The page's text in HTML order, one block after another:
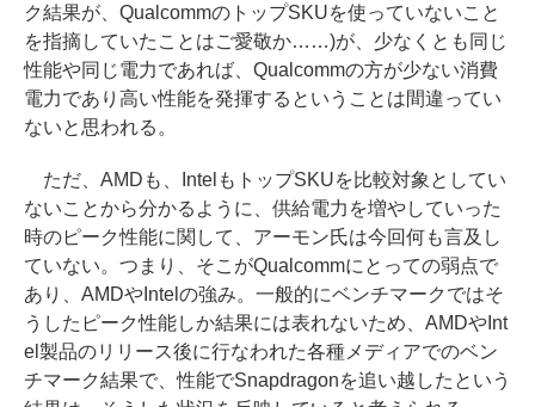
ク結果が、QualcommのトップSKUを使っていないこと
を指摘していたことはご愛敬か……)が、少なくとも同じ
性能や同じ電力であれば、Qualcommの方が少ない消費
電力であり高い性能を発揮するということは間違ってい
ないと思われる。
ただ、AMDも、IntelもトップSKUを比較対象としてい
ないことから分かるように、供給電力を増やしていった
時のピーク性能に関して、アーモン氏は今回何も言及し
ていない。つまり、そこがQualcommにとっての弱点で
あり、AMDやIntelの強み。一般的にベンチマークではそ
うしたピーク性能しか結果には表れないため、AMDやInt
el製品のリリース後に行なわれた各種メディアでのベン
チマーク結果で、性能でSnapdragonを追い越したという